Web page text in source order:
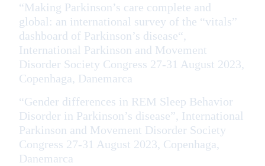
“Making Parkinson’s care complete and
global: an international survey of the “vitals”
dashboard of Parkinson’s disease“,
International Parkinson and Movement
Disorder Society Congress 27-31 August 2023,
Copenhaga, Danemarca
“Gender differences in REM Sleep Behavior
Disorder in Parkinson’s disease”, International
Parkinson and Movement Disorder Society
Congress 27-31 August 2023, Copenhaga,
Danemarca